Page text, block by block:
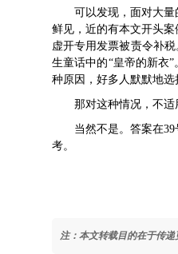
可以发现，面对大量
鲜见，近的有本文开头
虚开专用发票被责令补
生童话中的“皇帝的新衣
种原因，好多人默默地选
那对这种情况，不适
当然不是。答案在39
考。
注：本文转载目的在于传